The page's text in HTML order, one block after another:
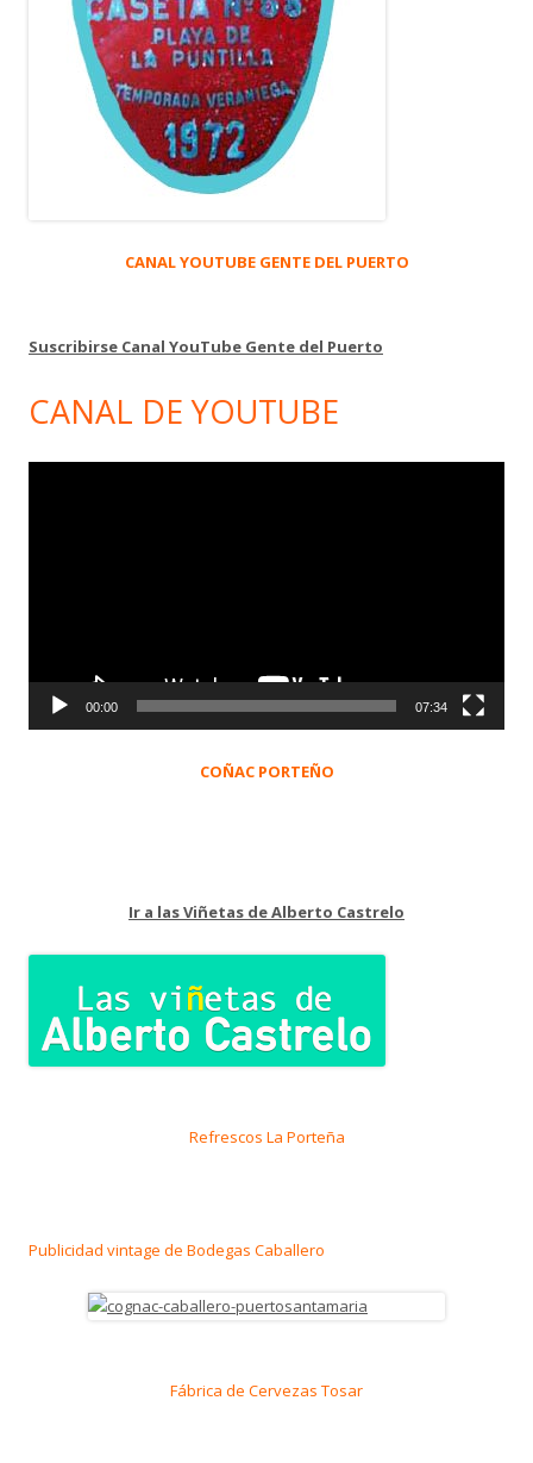
CANAL YOUTUBE GENTE DEL PUERTO
Suscribirse Canal YouTube Gente del Puerto
CANAL DE YOUTUBE
00:00 07:34
COÑAC PORTEÑO
Ir a las Viñetas de Alberto Castrelo
Refrescos La Porteña
Publicidad vintage de Bodegas Caballero
Fábrica de Cervezas Tosar